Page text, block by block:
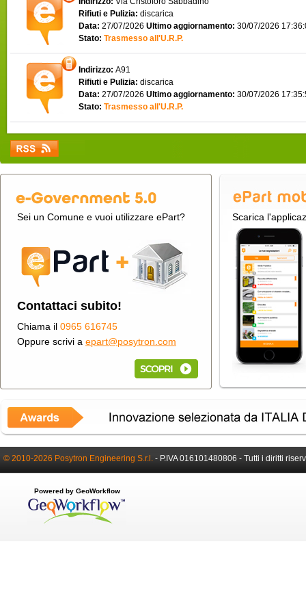
Rifiuti e Pulizia: discarica
Data: 27/07/2026 Ultimo aggiornamento: 30/07/2026
Stato: Trasmesso all'U.R.P.
Indirizzo: A91
Rifiuti e Pulizia: discarica
Data: 27/07/2026 Ultimo aggiornamento: 30/07/2026
Stato: Trasmesso all'U.R.P.
Sei un Comune e vuoi utilizzare ePart?
Contattaci subito!
Chiama il 0965 616745
Oppure scrivi a epart@posytron.com
Scarica
© 2010-2026 Posytron Engineering S.r.l. - P.IVA 016101480806 - Tutti i diritti
Powered by GeoWorkflow